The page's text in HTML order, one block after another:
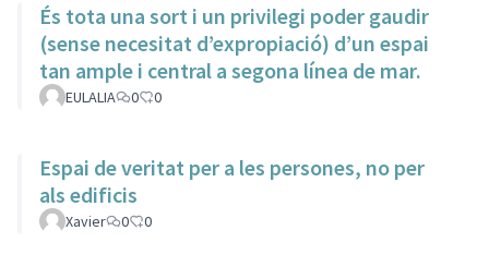
És tota una sort i un privilegi poder gaudir
(sense necesitat d’expropiació) d’un espai
tan ample i central a segona línea de mar.
EULALIA 0 0
Espai de veritat per a les persones, no per
als edificis
Xavier 0 0